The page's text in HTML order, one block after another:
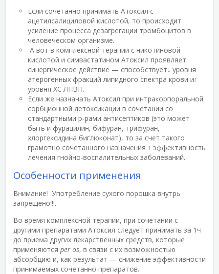
Если сочетанно принимать Атоксил с
ацетилсалициловой кислотой, то происходит
усиление процесса дезагрегации тромбоцитов в
человеческом организме.
А вот в комплексной терапии с никотиновой
кислотой и симвастатином Атоксил проявляет
синергическое действие — способствует↓ уровня
атерогенных фракций липидного спектра крови и↑
уровня ХС ЛПВП.
Если же назначать Атоксил при интракорпоральной
сорбционной детоксикации в сочетании со
стандартными р-рами антисептиков (это может
быть и фурацилин, бифуран, трифуран,
хлоргексидина биглюконат), то за счет такого
грамотно сочетанного назначения ↑ эффективность
лечения гнойно-воспалительных заболеваний.
Особенности применения
Внимание! Употребление сухого порошка внутрь
запрещено!!!.
Во время комплексной терапии, при сочетании с
другими препаратами Атоксил следует принимать за 1ч
до приема других лекарственных средств, которые
применяются per os, в связи с их возможностью
абсорбцию и, как результат — снижение эффективности
принимаемых сочетанно препаратов.